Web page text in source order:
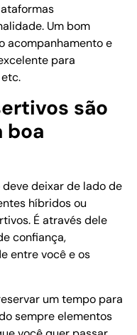
Um bom
acompanhamento e
para
são
boa
deixar de lado de
híbridos ou
É através dele
confiança,
entre você e os
um tempo para
sempre elementos